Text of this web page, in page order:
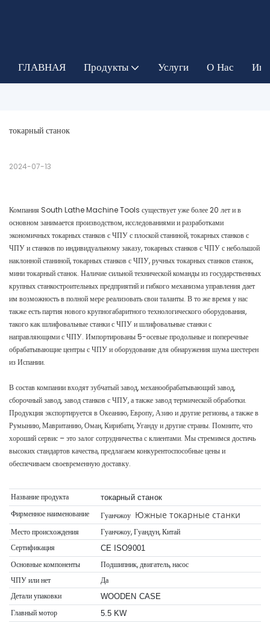
ГЛАВНАЯ Продукты Услуги О Нас
токарный станок
2024-07-13
Компания South Lathe Machine Tools существует уже более 20 лет и в
основном занимается производством, исследованиями и разработками
экономичных токарных станков с ЧПУ с плоской станиной, токарных станков с
ЧПУ и станков по индивидуальному заказу, токарных станков с ЧПУ с небольшой
наклонной станиной, токарных станков с ЧПУ, ручных токарных станков станок,
мини токарный станок. Наличие сильной технической команды из государственных
крупных станкостроительных предприятий и гибкого механизма управления дает
им возможность в полной мере реализовать свои таланты. В то же время у нас
также есть партия нового крупногабаритного технологического оборудования,
такого как шлифовальные станки с ЧПУ и шлифовальные станки с
направляющими с ЧПУ. Импортированы 5-осевые продольные и поперечные
обрабатывающие центры с ЧПУ и оборудование для обнаружения шума шестерен
из Испании.
В состав компании входят зубчатый завод, механообрабатывающий завод,
сборочный завод, завод станков с ЧПУ, а также завод термической обработки.
Продукция экспортируется в Океанию, Европу, Азию и другие регионы, а также в
Румынию, Мавританию, Оман, Кирибати, Уганду и другие страны. Помните, что
хороший сервис – это залог сотрудничества с клиентами. Мы стремимся достичь
высоких стандартов качества, предлагаем конкурентоспособные цены и
обеспечиваем своевременную доставку.
Название продукта токарный станок
Фирменное наименование Гуанчжоу Южные токарные станки
Место происхождения
Гуанчжоу, Гуандун, Китай
Сертификация
CE ISO9001
Основные компоненты
Подшипник, двигатель, насос
ЧПУ или нет
Да
Детали упаковки
WOODEN CASE
Главный мотор 5.5 KW